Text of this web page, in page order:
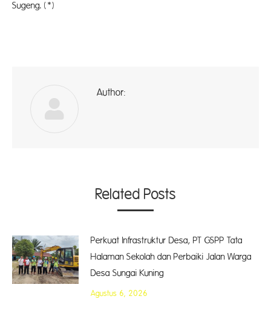
Sugeng. (*)
Author:
Related Posts
Perkuat Infrastruktur Desa, PT GSPP Tata
Halaman Sekolah dan Perbaiki Jalan Warga
Desa Sungai Kuning
Agustus 6, 2026